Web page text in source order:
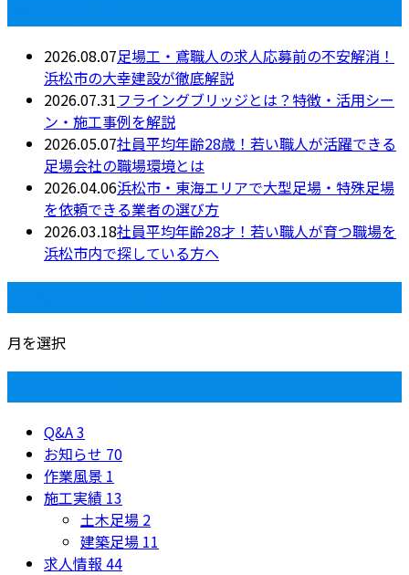
2026.08.07足場工・鳶職人の求人応募前の不安解消！
浜松市の大幸建設が徹底解説
2026.07.31フライングブリッジとは？特徴・活用シー
ン・施工事例を解説
2026.05.07社員平均年齢28歳！若い職人が活躍できる
足場会社の職場環境とは
2026.04.06浜松市・東海エリアで大型足場・特殊足場
を依頼できる業者の選び方
2026.03.18社員平均年齢28才！若い職人が育つ職場を
浜松市内で探している方へ
月を選択
Q&A3
お知らせ 70
作業風景 1
施工実績 13
土木足場 2
建築足場 11
求人情報 44